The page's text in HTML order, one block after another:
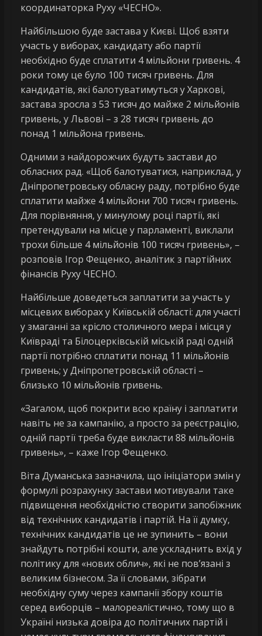
координаторка Руху «ЧЕСНО».
Найбільшою буде застава у Києві. Щоб взяти
участь у виборах, кандидату або партії
необхідно буде сплатити 4 мільйони гривень. 4
роки тому це було 100 тисяч гривень. Для
кандидатів, які балотуватимуться у Харкові,
застава зросла з 53 тисяч до майже 2 мільйонів
гривень, у Львові – з 28 тисяч гривень до
понад 1 мільйона гривень.
Одними з найдорожчих будуть застави до
обласних рад. «Щоб балотуватися, наприклад, у
Дніпропетровську обласну раду, потрібно буде
сплатити майже 4 мільйони 700 тисяч гривень.
Для порівняння, у минулому році партії, які
претендували на місце у парламенті, виклали
трохи більше 4 мільйонів 100 тисяч гривень», –
розповів Ігор Фещенко, аналітик з партійних
фінансів Руху ЧЕСНО.
Найбільше доведеться заплатити за участь у
місцевих виборах у Київській області: для участі
у змаганні за крісло столичного мера і місця у
Київраді та Білоцерківській міській раді одній
партії потрібно сплатити понад 11 мільйонів
гривень; у Дніпропетровській області –
близько 10 мільйонів гривень.
«Загалом, щоб покрити всю країну і заплатити
навіть не за кампанію, а просто за реєстрацію,
одній партії треба буде викласти 88 мільйонів
гривень», – каже Ігор Фещенко.
Віта Думанська зазначила, що ініціатори змін у
формулі розрахунку застави мотивували таке
підвищення необхідністю створити запобіжник
від технічних кандидатів і партій. На її думку,
технічних кандидатів це не зупинить – вони
знайдуть потрібні кошти, але ускладнить вхід у
політику для «нових облич», які не пов’язані з
великим бізнесом. За її словами, зібрати
необхідну суму через кампанії збору коштів
серед виборців – малореалістично, тому що в
Україні низька довіра до політичних партій і